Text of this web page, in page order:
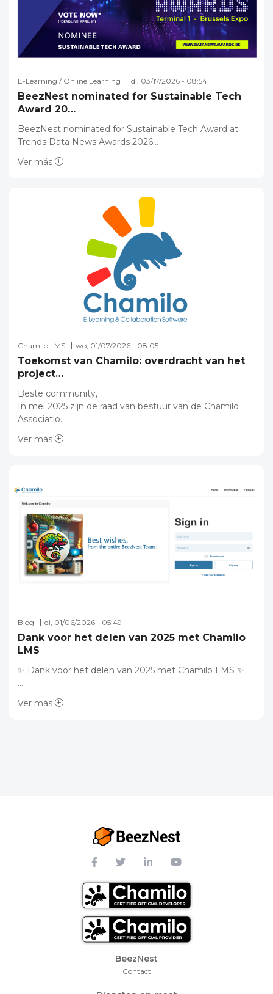
E-Learning / Online Learning di, 03/17/2026 - 08:54
BeezNest nominated for Sustainable Tech
Award 20…
BeezNest nominated for Sustainable Tech Award at
Trends Data News Awards 2026…
Ver más
Chamilo LMS wo, 01/07/2026 - 08:05
Toekomst van Chamilo: overdracht van het
project…
Beste community,
In mei 2025 zijn de raad van bestuur van de Chamilo
Associatio…
Ver más
Blog di, 01/06/2026 - 05:49
Dank voor het delen van 2025 met Chamilo
LMS
✨ Dank voor het delen van 2025 met Chamilo LMS ✨
…
Ver más
Footer MenuBeezNest
Contact